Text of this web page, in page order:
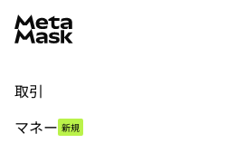
取引
マネー 新規